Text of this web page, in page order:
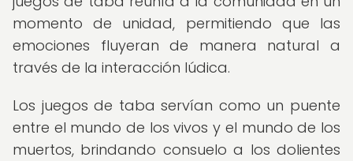
momento de unidad, permitiendo que las
emociones fluyeran de manera natural a
través de la interacción lúdica.
Los juegos de taba servían como un puente
entre el mundo de los vivos y el mundo de los
muertos, brindando consuelo a los dolientes